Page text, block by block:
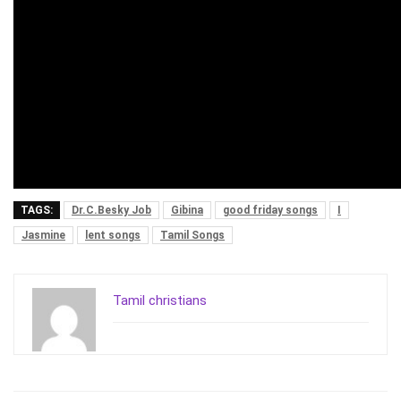
TAGS: Dr.C.Besky Job Gibina good friday songs
I
Jasmine
lent songs Tamil Songs
Tamil christians